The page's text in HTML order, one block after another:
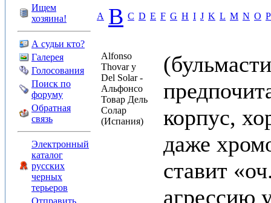
Ищем
хозяина!
А судьи кто?
Галерея
Голосования
Поиск по
форуму
Обратная
связь
Электронный
каталог
русских
черных
терьеров
Отправить
A B C D E F G H I J K L M N O P
Alfonso
Thovar y
Del Solar -
Альфонсо
Товар Дель
Солар
(Испания)
корпус,
даже
ставит
агрессию